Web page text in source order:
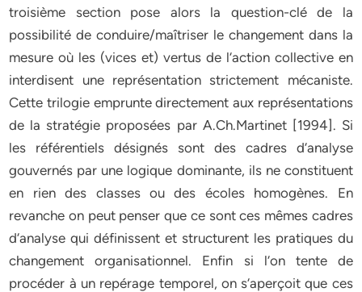
troisième section pose alors la question-clé de la
possibilité de conduire/maîtriser le changement dans la
mesure où les (vices et) vertus de l‘action collective en
interdisent une représentation strictement mécaniste.
Cette trilogie emprunte directement aux représentations
de la stratégie proposées par A.Ch.Martinet [1994]. Si
les référentiels désignés sont des cadres d‘analyse
gouvernés par une logique dominante, ils ne constituent
en rien des classes ou des écoles homogènes. En
revanche on peut penser que ce sont ces mêmes cadres
d‘analyse qui définissent et structurent les pratiques du
changement organisationnel. Enfin si l‘on tente de
procéder à un repérage temporel, on s‘aperçoit que ces